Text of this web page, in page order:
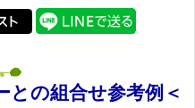
の組合せ参考例＜